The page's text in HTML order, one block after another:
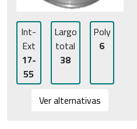
Int-
Ext
17-
55
Largo
total
38
Poly
6
Ver alternativas